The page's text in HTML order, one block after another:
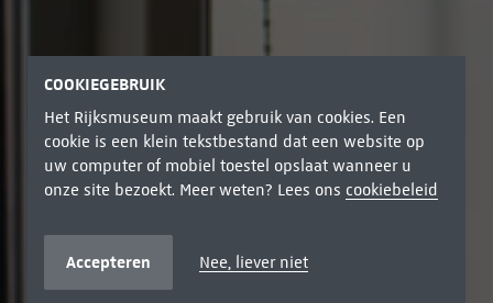
COOKIEGEBRUIK
Het Rijksmuseum maakt gebruik van cookies. Een
cookie is een klein tekstbestand dat een website op
uw computer of mobiel toestel opslaat wanneer u
onze site bezoekt. Meer weten? Lees ons cookiebeleid
Accepteren Nee, liever niet